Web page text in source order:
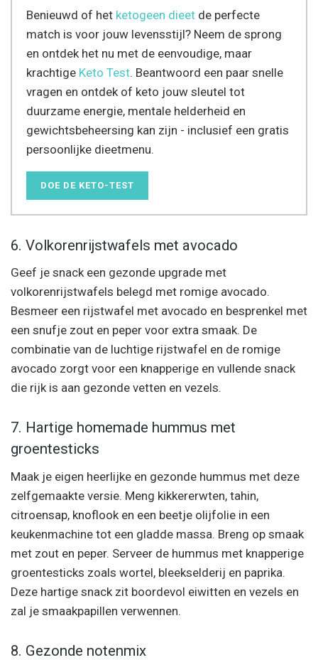
Benieuwd of het ketogeen dieet de perfecte
match is voor jouw levensstijl? Neem de sprong
en ontdek het nu met de eenvoudige, maar
krachtige Keto Test. Beantwoord een paar snelle
vragen en ontdek of keto jouw sleutel tot
duurzame energie, mentale helderheid en
gewichtsbeheersing kan zijn - inclusief een gratis
persoonlijke dieetmenu.
DOE DE KETO-TEST
6. Volkorenrijstwafels met avocado
Geef je snack een gezonde upgrade met
volkorenrijstwafels belegd met romige avocado.
Besmeer een rijstwafel met avocado en besprenkel met
een snufje zout en peper voor extra smaak. De
combinatie van de luchtige rijstwafel en de romige
avocado zorgt voor een knapperige en vullende snack
die rijk is aan gezonde vetten en vezels.
7. Hartige homemade hummus met
groentesticks
Maak je eigen heerlijke en gezonde hummus met deze
zelfgemaakte versie. Meng kikkererwten, tahin,
citroensap, knoflook en een beetje olijfolie in een
keukenmachine tot een gladde massa. Breng op smaak
met zout en peper. Serveer de hummus met knapperige
groentesticks zoals wortel, bleekselderij en paprika.
Deze hartige snack zit boordevol eiwitten en vezels en
zal je smaakpapillen verwennen.
8. Gezonde notenmix